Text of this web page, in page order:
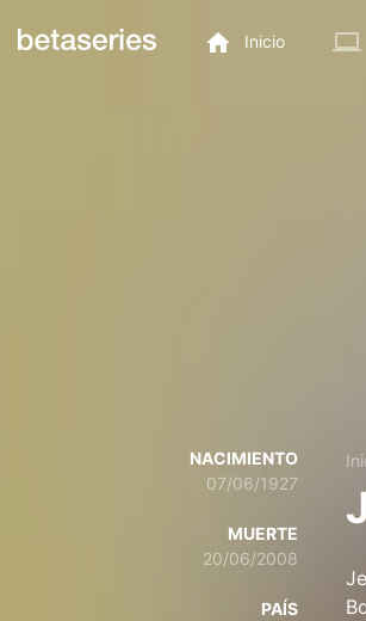
Inicio
NACIMIENTO
07/06/1927
MUERTE
20/06/2008
PAÍS